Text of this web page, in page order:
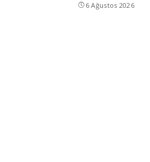
6 Ağustos 2026